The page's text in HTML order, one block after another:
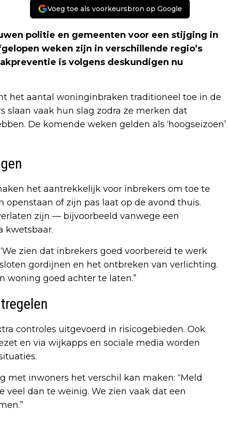
Voeg toe als voorkeursbron op Google
politie en gemeenten voor een stijging in
weken zijn in verschillende regio’s
is volgens deskundigen nu
het aantal woninginbraken traditioneel toe in de
slaan vaak hun slag zodra ze merken dat
De komende weken gelden als ‘hoogseizoen’
het aantrekkelijk voor inbrekers om toe te
openstaan of zijn pas laat op de avond thuis.
zijn — bijvoorbeeld vanwege een
kwetsbaar.
zien dat inbrekers goed voorbereid te werk
gordijnen en het ontbreken van verlichting.
woning goed achter te laten.”
controles uitgevoerd in risicogebieden. Ook
en via wijkapps en sociale media worden
inwoners het verschil kan maken: “Meld
veel dan te weinig. We zien vaak dat een